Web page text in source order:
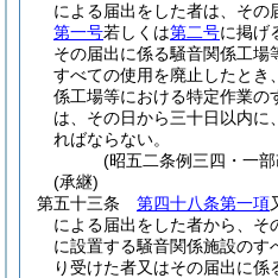
による届出をした者は、その
第一号若しくは第二号に掲げ
その届出に係る騒音関係工
すべての使用を廃止したとき
係工場等における特定作業の
は、その日から三十日以内に
ればならない。
(昭五二条例三四・一
(承継)
第五十三条
第四十八条第一項
による届出をした者から、
に設置する騒音関係施設の
り受けた者又はその届出に